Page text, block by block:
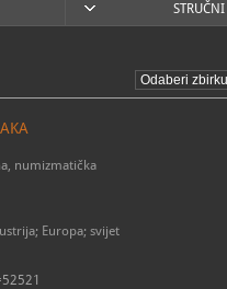
numizmatička
Europa; svijet